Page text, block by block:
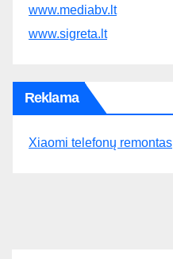
www.mediabv.lt
www.sigreta.lt
Reklama
Xiaomi telefonų remontas